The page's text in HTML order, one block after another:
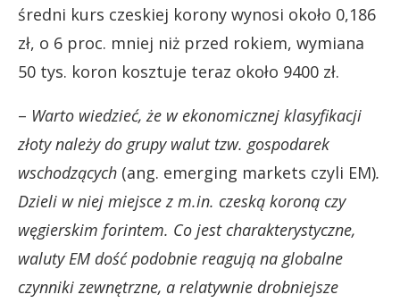
średni kurs czeskiej korony wynosi około 0,186
zł, o 6 proc. mniej niż przed rokiem, wymiana
50 tys. koron kosztuje teraz około 9400 zł.
– Warto wiedzieć, że w ekonomicznej klasyfikacji
złoty należy do grupy walut tzw. gospodarek
wschodzących (ang. emerging markets czyli EM).
Dzieli w niej miejsce z m.in. czeską koroną czy
węgierskim forintem. Co jest charakterystyczne,
waluty EM dość podobnie reagują na globalne
czynniki zewnętrzne, a relatywnie drobniejsze